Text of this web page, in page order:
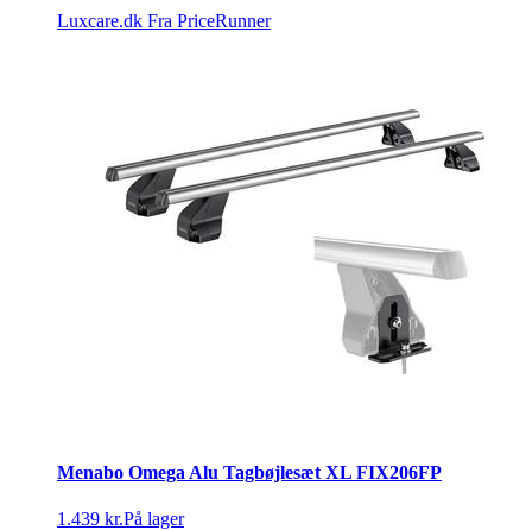
Luxcare.dk Fra PriceRunner
Menabo Omega Alu Tagbøjlesæt XL FIX206FP
1.439 kr.På lager